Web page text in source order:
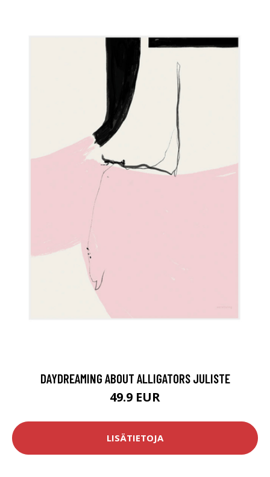
DAYDREAMING ABOUT ALLIGATORS JULISTE
49.9 EUR
LISÄTIETOJA